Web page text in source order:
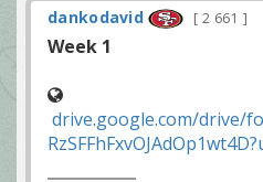
dankodavid 2 661
Week 1
drive.google.com/drive/